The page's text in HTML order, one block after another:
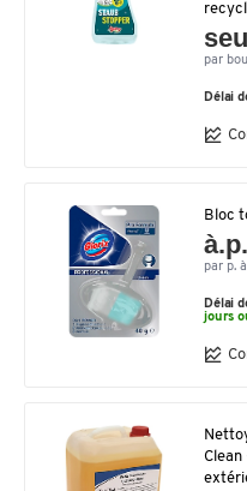
par
Délai
Bloc
par p.
Délai
jours